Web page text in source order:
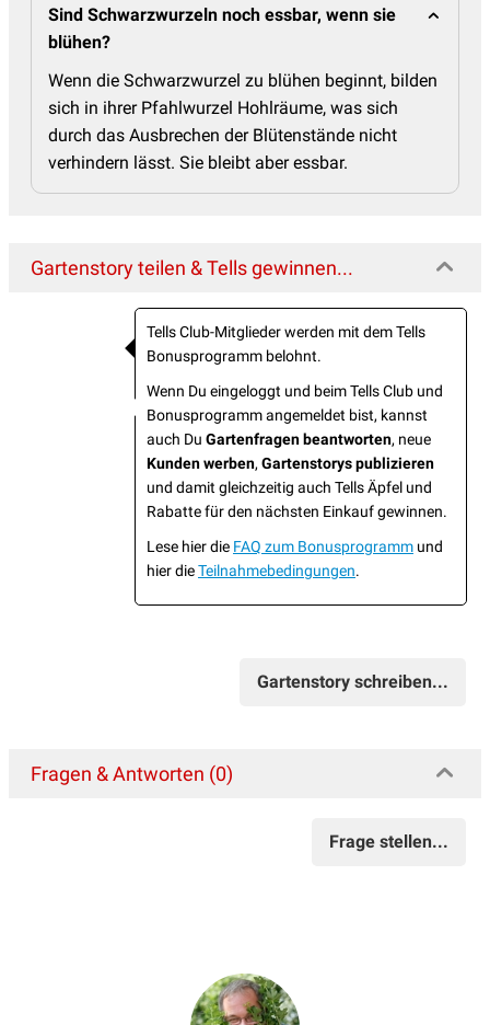
Sind Schwarzwurzeln noch essbar, wenn sie
blühen?
Wenn die Schwarzwurzel zu blühen beginnt, bilden
sich in ihrer Pfahlwurzel Hohlräume, was sich
durch das Ausbrechen der Blütenstände nicht
verhindern lässt. Sie bleibt aber essbar.
Gartenstory teilen & Tells gewinnen...
Tells Club-Mitglieder werden mit dem Tells
Bonusprogramm belohnt.
Wenn Du eingeloggt und beim Tells Club und
Bonusprogramm angemeldet bist, kannst
auch Du Gartenfragen beantworten, neue
Kunden werben, Gartenstorys publizieren
und damit gleichzeitig auch Tells Äpfel und
Rabatte für den nächsten Einkauf gewinnen.
Lese hier die FAQ zum Bonusprogramm und
hier dieTeilnahmebedingungen.
Gartenstory schreiben...
Fragen & Antworten (0)
Frage stellen...